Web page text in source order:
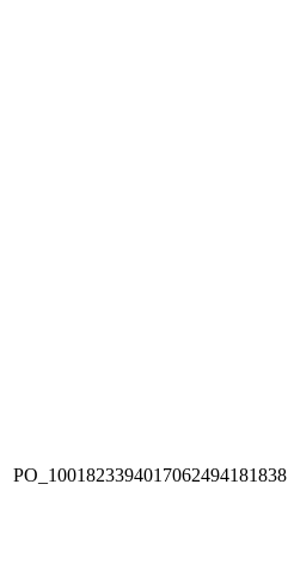
PO_1001823394017062494181838